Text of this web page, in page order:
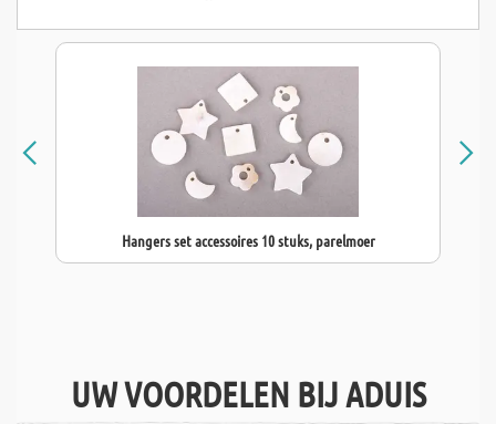
Hangers set accessoires 10 stuks, parelmoer
UW VOORDELEN BIJ ADUIS